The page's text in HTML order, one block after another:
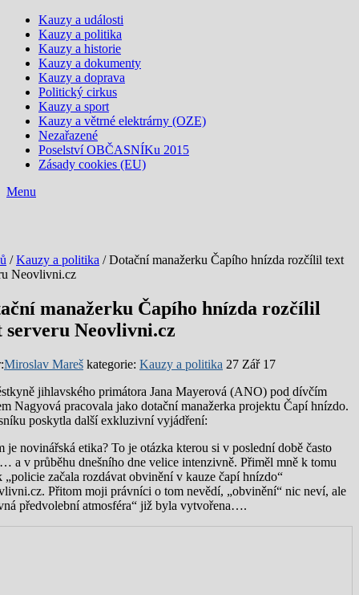
Kauzy a události
Kauzy a politika
Kauzy a historie
Kauzy a dokumenty
Kauzy a doprava
Politický cirkus
Kauzy a sport
Kauzy a větrné elektrárny (OZE)
Nezařazené
Poselství OBČASNÍKu 2015
Zásady cookies (EU)
Menu
/Kauzy a politika / Dotační manažerku Čapího hnízda rozčílil text
Neovlivni.cz
manažerku Čapího hnízda rozčílil
serveru Neovlivni.cz
Miroslav Mareš kategorie: Kauzy a politika 27 Zář 17
jihlavského primátora Jana Mayerová (ANO) pod dívčím
Nagyová pracovala jako dotační manažerka projektu Čapí hnízdo.
poskytla další exkluzivní vyjádření:
je novinářská etika? To je otázka kterou si v poslední době často
a v průběhu dnešního dne velice intenzivně. Přiměl mně k tomu
„policie začala rozdávat obvinění v kauze čapí hnízdo“
Přitom moji právníci o tom nevědí, „obvinění“ nic neví, ale
předvolební atmosféra“ již byla vytvořena….